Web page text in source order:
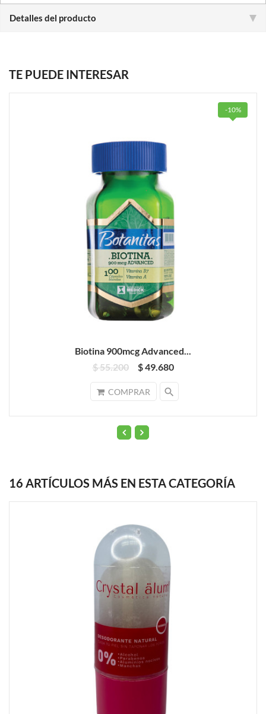
Detalles del producto
TE PUEDE INTERESAR
Biotina 900mcg Advanced...
$ 55.200
$ 49.680
COMPRAR search
-10%
16 ARTÍCULOS MÁS EN ESTA CATEGORÍA